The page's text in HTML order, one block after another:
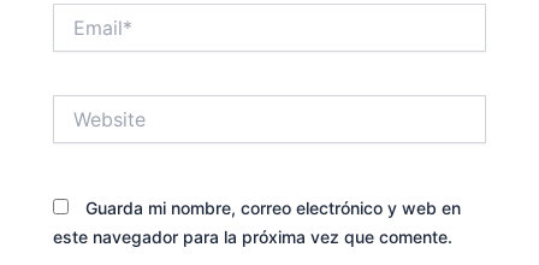
Guarda mi nombre, correo electrónico y web en
este navegador para la próxima vez que comente.